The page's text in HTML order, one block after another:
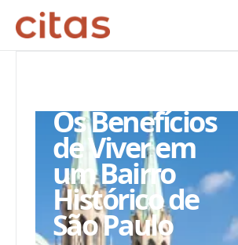
Os Benefícios
de Viver em
um Bairro
Histórico de
São Paulo